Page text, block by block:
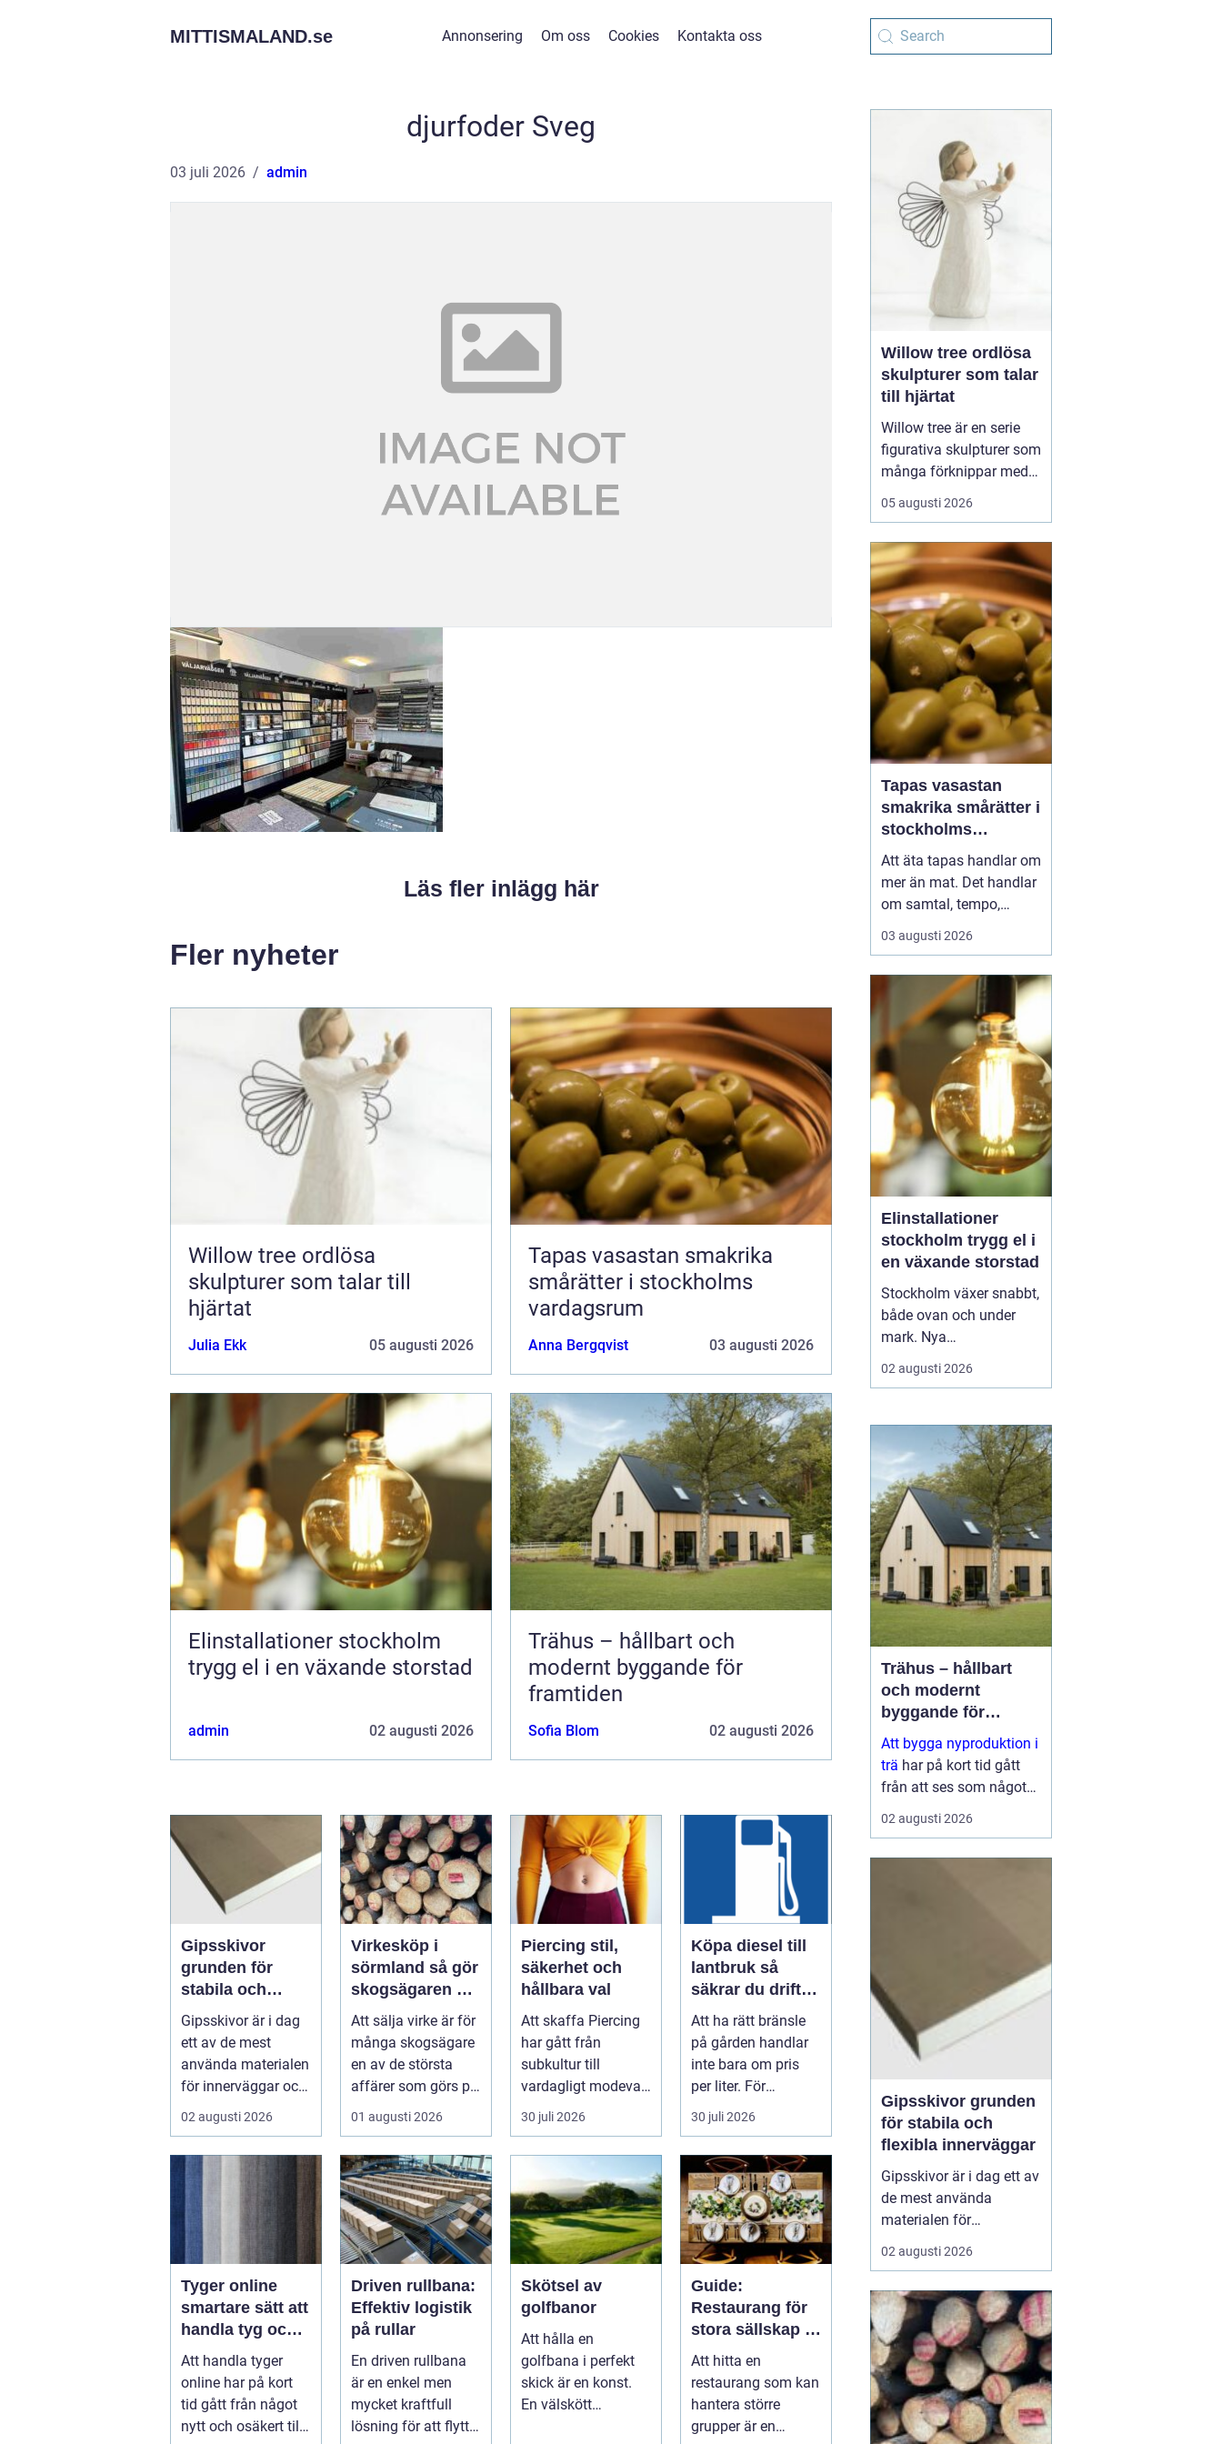
MITTISMALAND.se Annonsering Om oss Cookies Kontakta oss
djurfoder Sveg
03 juli 2026 admin
Läs fler inlägg här
Fler nyheter
Willow tree ordlösa
skulpturer som talar till
hjärtat
Julia Ekk 05 augusti 2026
Tapas vasastan smakrika
smårätter i stockholms
vardagsrum
Anna Bergqvist 03 augusti 2026
Elinstallationer stockholm
trygg el i en växande storstad
admin 02 augusti 2026
Trähus – hållbart och
modernt byggande för
framtiden
Sofia Blom 02 augusti 2026
Gipsskivor
grunden för
stabila och
flexibla
innerväggar
Gipsskivor är i dag
ett av de mest
använda materialen
för innerväggar och
tak i både bostäder
och of...
02 augusti 2026
Virkesköp i
sörmland så gör
skogsägaren en
trygg och
lönsam affär
Att sälja virke är för
många skogsägare
en av de största
affärer som görs på
fastigheten.
Samtidigt ...
01 augusti 2026
Piercing stil,
säkerhet och
hållbara val
Att skaffa Piercing
har gått från
subkultur till
vardagligt modeval.
Allt fler använder
piercade smy...
30 juli 2026
Köpa diesel till
lantbruk så
säkrar du driften
året runt
Att ha rätt bränsle
på gården handlar
inte bara om pris
per liter. För
lantbruket är diesel
en förut...
30 juli 2026
Tyger online
smartare sätt att
handla tyg och
hemtextil
Att handla tyger
online har på kort
tid gått från något
nytt och osäkert till
Driven rullbana:
Effektiv logistik
på rullar
En driven rullbana
är en enkel men
mycket kraftfull
lösning för att flytta
Skötsel av
golfbanor
Att hålla en
golfbana i perfekt
skick är en konst.
En välskött
Guide:
Restaurang för
stora sällskap i
Stockholm
Att hitta en
restaurang som kan
hantera större
grupper är en
Willow tree ordlösa
skulpturer som talar
till hjärtat
Willow tree är en serie
figurativa skulpturer som
många förknippar med
stillhet, tröst och kärlek.
Den som ser en figur
ofta märke till
enkelheten. Inga
ansikten, inga starka
färger, bara mjuka linjer
och en kropp som lutar
sig f...
05 augusti 2026
Tapas vasastan
smakrika smårätter i
stockholms
vardagsrum
Att äta tapas handlar om
mer än mat. Det handlar
om samtal, tempo,
ljudnivå och känslan av
att tiden kan få stanna
tapas blivit ett naturligt
inslag i kvarterslivet, där
barer och restauranger
blandas med små
butiker och bost...
03 augusti 2026
Elinstallationer
stockholm trygg el i
en växande storstad
Stockholm växer snabbt,
både ovan och under
mark. Nya
bostadsområden tar
form, äldre fastigheter
på hållbara lösningar blir
allt högre. Mitt i den
utvecklingen spelar
elinstallationer en
avgörande roll. En
genomtänkt elinstallat...
02 augusti 2026
Trähus – hållbart
och modernt
byggande för
framtiden
Att bygga nyproduktion i
trä har på kort tid gått
från att ses som något
traditionellt till att bli ett
av de mest moderna
02 augusti 2026
Gipsskivor grunden
för stabila och
flexibla innerväggar
Gipsskivor är i dag ett av
de mest använda
materialen för
innerväggar och tak i
både bostäder och
skapar släta ytor, är
enkla att anpassa och
går att kombinera med
krav på ljud, brand och
fukt. I modern
byggproduktion ses de ...
02 augusti 2026